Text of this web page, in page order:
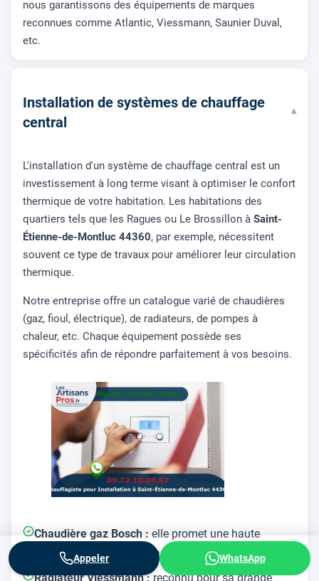
nous garantissons des équipements de marques
reconnues comme Atlantic, Viessmann, Saunier Duval,
etc.
Installation de systèmes de chauffage
central
▾
L'installation d'un système de chauffage central est un
investissement à long terme visant à optimiser le confort
thermique de votre habitation. Les habitations des
quartiers tels que les Ragues ou Le Brossillon à Saint-
Étienne-de-Montluc 44360, par exemple, nécessitent
souvent ce type de travaux pour améliorer leur circulation
thermique.
Notre entreprise offre un catalogue varié de chaudières
(gaz, fioul, électrique), de radiateurs, de pompes à
chaleur, etc. Chaque équipement possède ses
spécificités afin de répondre parfaitement à vos besoins.
Chaudière gaz Bosch : elle promet une haute
performance énergétique.
Radiateur Viessmann :reconnu pour sa grande
Appeler WhatsApp